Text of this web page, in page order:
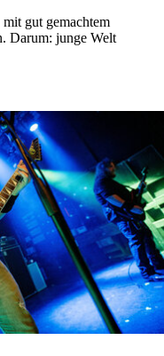
gut gemachtem
Darum: junge Welt